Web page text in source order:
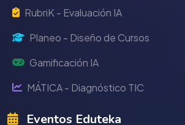
RubriK - Evaluación IA
Planeo - Diseño de Cursos
Gamificación IA
MÁTICA - Diagnóstico TIC
Eventos Eduteka